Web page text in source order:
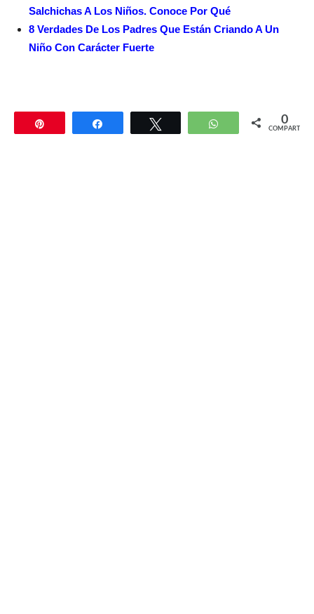
Salchichas A Los Niños. Conoce Por Qué
8 Verdades De Los Padres Que Están Criando A Un
Niño Con Carácter Fuerte
Compartir WhatsApp 0
COMPARTIR